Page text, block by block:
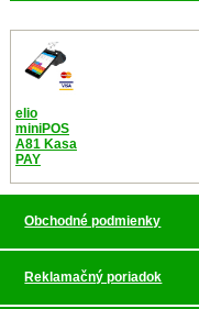
elio
miniPOS
A81 Kasa
PAY
Obchodné podmienky
Reklamačný poriadok